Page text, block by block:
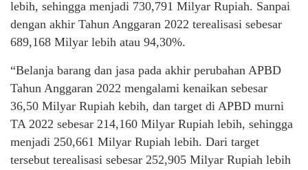
lebih, sehingga menjadi 730,791 Milyar Rupiah. Sanpai
dengan akhir Tahun Anggaran 2022 terealisasi sebesar
689,168 Milyar lebih atau 94,30%.
“Belanja barang dan jasa pada akhir perubahan APBD
Tahun Anggaran 2022 mengalami kenaikan sebesar
36,50 Milyar Rupiah kebih, dan target di APBD murni
TA 2022 sebesar 214,160 Milyar Rupiah lebih, sehingga
menjadi 250,661 Milyar Rupiah lebih. Dari target
tersebut terealisasi sebesar 252,905 Milyar Rupiah lebih